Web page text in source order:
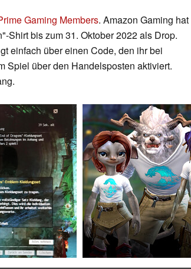
Gaming Members. Amazon Gaming hat
Shirt bis zum 31. Oktober 2022 als Drop.
einfach über einen Code, den ihr bei
Spiel über den Handelsposten aktiviert.